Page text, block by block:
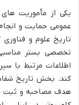
یکی از مأموریت های
عمومی حمایت و
تاریخ علوم و
تخصصی بستر
اطلاعات مرتبط با
کند. بخش تاریخ
هدف مصاحبه و ثبت